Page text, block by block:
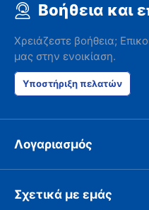
Βοήθεια και
Χρειάζεστε βοήθεια;
μας στην ενοικίαση.
Υποστήριξη πελατών
Λογαριασμός
Σχετικά με εμάς